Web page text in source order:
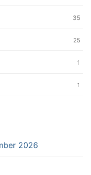
35
25
1
1
2026